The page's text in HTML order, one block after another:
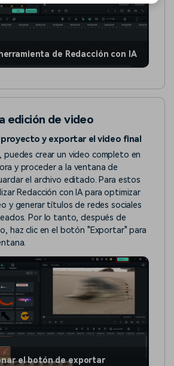
de Redacción con IA
edición de video
proyecto y exportar el video final
puedes crear un video completo en
y proceder a la ventana de
el archivo editado. Para estos
Redacción con IA para optimizar
y generar títulos de redes sociales
Por lo tanto, después de
haz clic en el botón "Exportar" para
el botón de exportar